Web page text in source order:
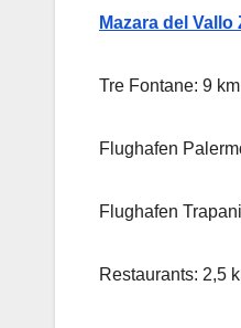
Mazara del Vallo
Tre Fontane: 9 km
Flughafen
Flughafen
Restaurants: 2,5